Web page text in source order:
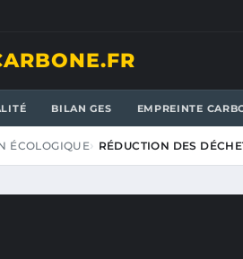
BILAN GES EMPREINTE
ÉCOLOGIQUE RÉDUCTION DES